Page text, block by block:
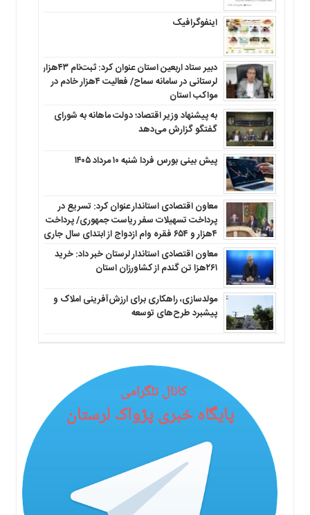
اینفوگرافیک
دبیر ستاد اربعین استان عنوان کرد: ثبت‌نام ۴۳هزار
لرستانی در سامانه سماح/ فعالیت ۴هزار خادم در
مواکب استان
به پیشنهاد وزیر اقتصاد؛ دولت ماهانه به شورای
گفتگو گزارش می‌دهد
پیش بینی بورس فردا شنبه ۱۰ مرداد ۱۴۰۵
معاون اقتصادی استاندار عنوان کرد: تسریع در
پرداخت تسهیلات سفر ریاست جمهوری/ پرداخت
۴هزار و ۶۵۴ فقره وام ازدواج از ابتدای سال جاری
معاون اقتصادی استاندار لرستان خبر داد: خرید
۲۶۱هزا تن گندم از کشاورزان استان
مولدسازی، راهکاری برای ارزش‌آفرینی املاک و
پیشبرد طرح‌های توسعه